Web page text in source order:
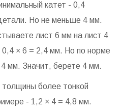
катет - 0,4
Но не меньше 4 мм.
лист 6 мм на лист 4
× 6 = 2,4 мм. Но по норме
мм. Значит, берете 4 мм.
более тонкой
- 1,2 × 4 = 4,8 мм.